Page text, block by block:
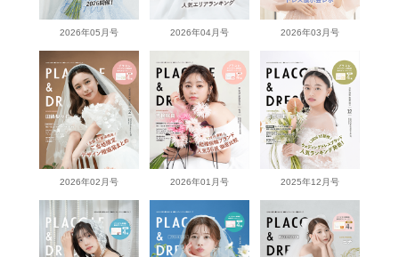
2026年05月号 2026年04月号 2026年03月号
2026年02月号 2026年01月号 2025年12月号